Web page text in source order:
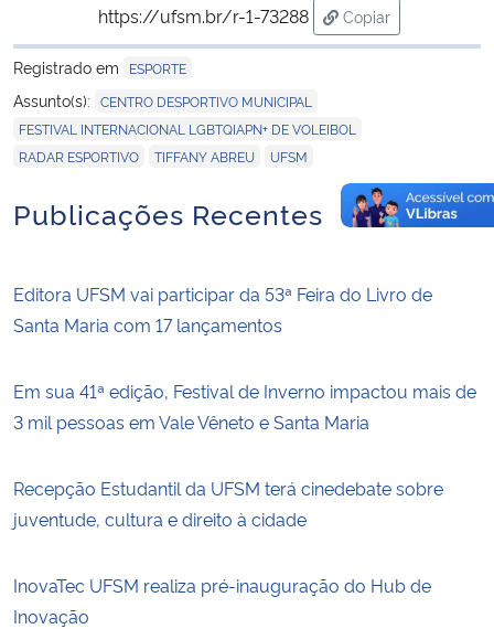
https://ufsm.br/r-1-73288
Copiar
para área de
Registrado em
ESPORTE
Assunto(s): CENTRO DESPORTIVO MUNICIPAL
FESTIVAL INTERNACIONAL LGBTQIAPN+ DE VOLEIBOL
RADAR ESPORTIVO TIFFANY ABREU UFSM
Publicações Recentes
Editora UFSM vai participar da 53ª Feira do Livro de
Santa Maria com 17 lançamentos
Em sua 41ª edição, Festival de Inverno impactou mais de
3 mil pessoas em Vale Vêneto e Santa Maria
Recepção Estudantil da UFSM terá cinedebate sobre
juventude, cultura e direito à cidade
InovaTec UFSM realiza pré-inauguração do Hub de
Inovação